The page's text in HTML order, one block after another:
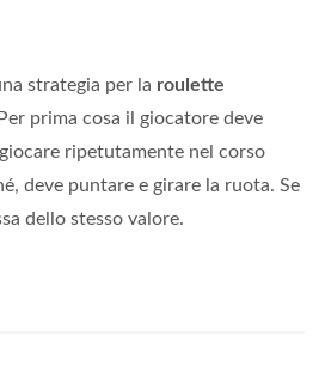
strategia per la roulette
prima cosa il giocatore deve
ripetutamente nel corso
deve puntare e girare la ruota. Se
dello stesso valore.